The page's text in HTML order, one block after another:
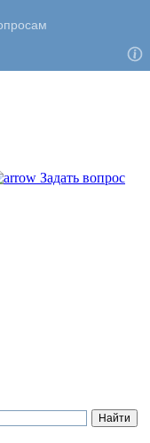
Задать вопрос